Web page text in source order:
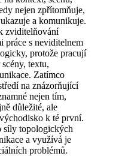
nejen zpřítomňuje,
a komunikuje.
zviditelňování
práce s neviditelnem
protože pracují
textu,
Zatímco
na znázorňující
nejen tím,
důležité, ale
k té první.
síly topologických
a využívá je
problémů.